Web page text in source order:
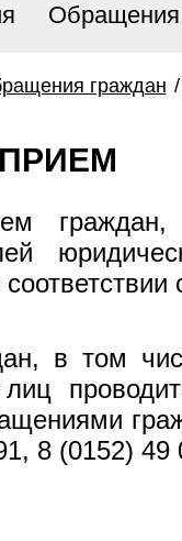
Обращения
граждан /
граждан,
в том
8 (0152) 49